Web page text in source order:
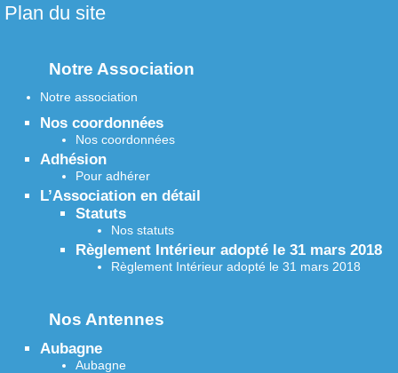
Plan du site
Notre Association
Notre association
Nos coordonnées
Nos coordonnées
Adhésion
Pour adhérer
L’Association en détail
Statuts
Nos statuts
Règlement Intérieur adopté le 31 mars 2018
Règlement Intérieur adopté le 31 mars 2018
Nos Antennes
Aubagne
Aubagne